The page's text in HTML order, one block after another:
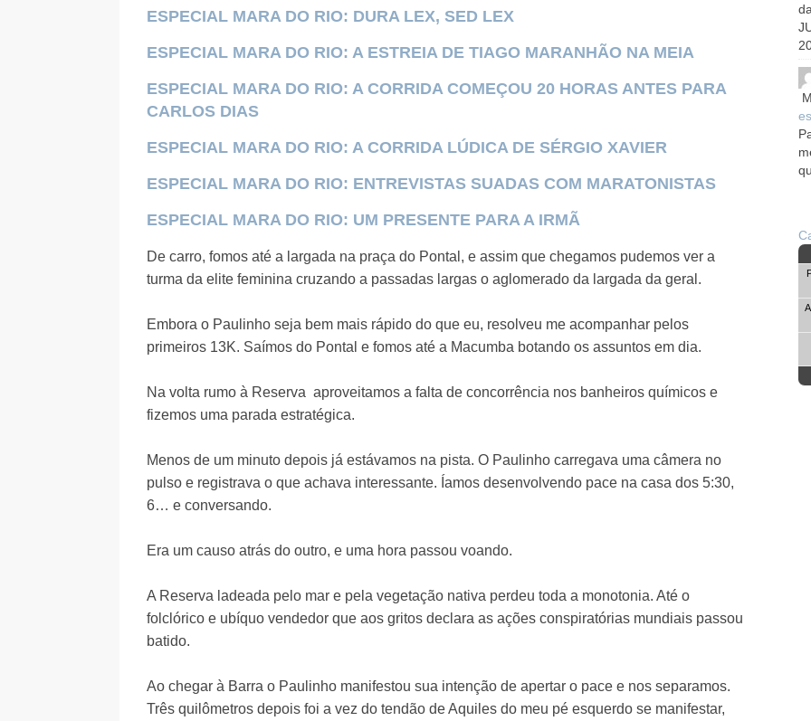
ESPECIAL MARA DO RIO: DURA LEX, SED LEX
ESPECIAL MARA DO RIO: A ESTREIA DE TIAGO MARANHÃO NA MEIA
ESPECIAL MARA DO RIO: A CORRIDA COMEÇOU 20 HORAS ANTES PARA
CARLOS DIAS
ESPECIAL MARA DO RIO: A CORRIDA LÚDICA DE SÉRGIO XAVIER
ESPECIAL MARA DO RIO: ENTREVISTAS SUADAS COM MARATONISTAS
ESPECIAL MARA DO RIO: UM PRESENTE PARA A IRMÃ
De carro, fomos até a largada na praça do Pontal, e assim que chegamos pudemos ver a
turma da elite feminina cruzando a passadas largas o aglomerado da largada da geral.
Embora o Paulinho seja bem mais rápido do que eu, resolveu me acompanhar pelos
primeiros 13K. Saímos do Pontal e fomos até a Macumba botando os assuntos em dia.
Na volta rumo à Reserva aproveitamos a falta de concorrência nos banheiros químicos e
fizemos uma parada estratégica.
Menos de um minuto depois já estávamos na pista. O Paulinho carregava uma câmera no
pulso e registrava o que achava interessante. Íamos desenvolvendo pace na casa dos 5:30,
6… e conversando.
Era um causo atrás do outro, e uma hora passou voando.
A Reserva ladeada pelo mar e pela vegetação nativa perdeu toda a monotonia. Até o
folclórico e ubíquo vendedor que aos gritos declara as ações conspiratórias mundiais passou
batido.
Ao chegar à Barra o Paulinho manifestou sua intenção de apertar o pace e nos separamos.
Três quilômetros depois foi a vez do tendão de Aquiles do meu pé esquerdo se manifestar,